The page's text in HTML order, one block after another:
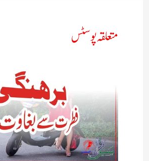
متعلقہ پوسٹس